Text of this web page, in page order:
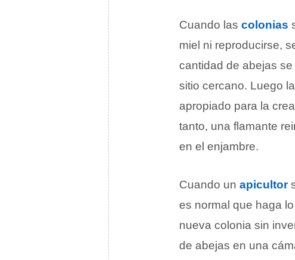
Cuando las colonias
miel ni reproducirse,
cantidad de abejas
sitio cercano. Luego
apropiado para la
tanto, una flamante
en el enjambre.
Cuando un apicultor
es normal que haga
nueva colonia sin
de abejas en una